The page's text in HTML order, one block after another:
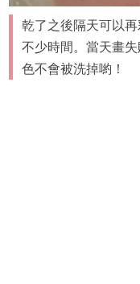
乾了之後隔天可以
不少時間。當天畫
色不會被洗掉喲！